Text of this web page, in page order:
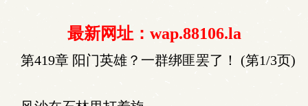
最新网址：wap.88106.la
第419章 阳门英雄？一群绑匪罢了！ (第1/3页)